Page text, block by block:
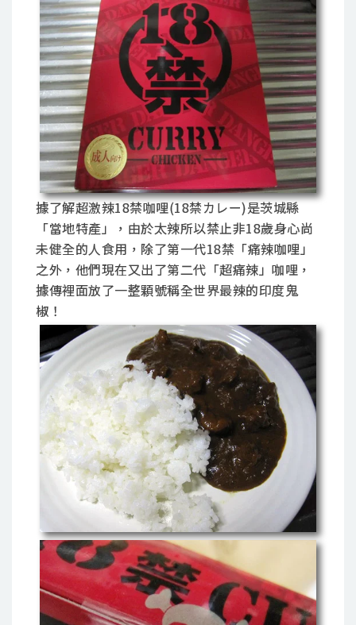
據了解超激辣18禁咖哩(18禁カレー)是茨城縣
「當地特產」，由於太辣所以禁止非18歲身心尚
未健全的人食用，除了第一代18禁「痛辣咖哩」
之外，他們現在又出了第二代「超痛辣」咖哩，
據傳裡面放了一整顆號稱全世界最辣的印度鬼
椒！